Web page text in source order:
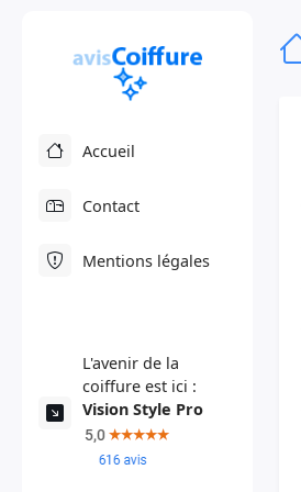
Accueil
Contact
Mentions légales
L'avenir de la
coiffure est ici :
Vision Style Pro